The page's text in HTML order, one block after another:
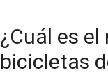
¿Cuál es
bicicletas